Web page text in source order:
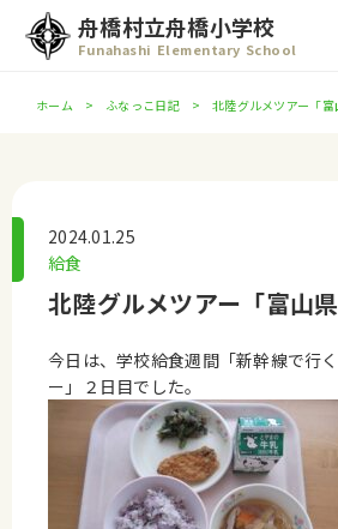
舟橋村立舟橋小学校
Funahashi Elementary School
ホーム ふなっこ日記 北陸グルメツアー「富
2024.01.25
給食
北陸グルメツアー「富山県
今日は、学校給食週間「新幹線で行
ー」２日目でした。